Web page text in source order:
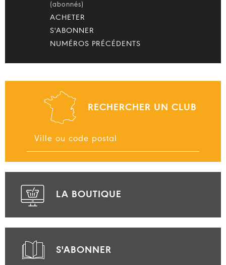
(abonnés)
ACHETER
S'ABONNER
NUMÉROS PRÉCÉDENTS
RECHERCHER UN CLUB
LA BOUTIQUE
S'ABONNER